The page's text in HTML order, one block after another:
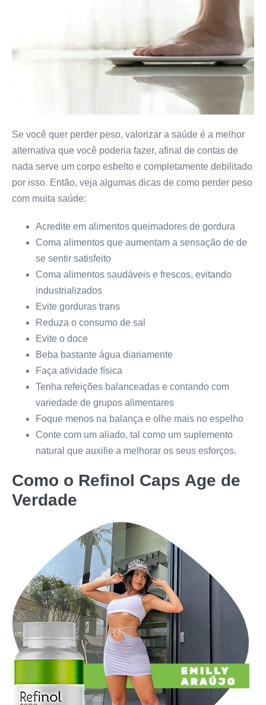
Se você quer perder peso, valorizar a saúde é a melhor
alternativa que você poderia fazer, afinal de contas de
nada serve um corpo esbelto e completamente debilitado
por isso. Então, veja algumas dicas de como perder peso
com muita saúde:
Acredite em alimentos queimadores de gordura
Coma alimentos que aumentam a sensação de de
se sentir satisfeito
Coma alimentos saudáveis e frescos, evitando
industrializados
Evite gorduras trans
Reduza o consumo de sal
Evite o doce
Beba bastante água diariamente
Faça atividade física
Tenha refeições balanceadas e contando com
variedade de grupos alimentares
Foque menos na balança e olhe mais no espelho
Conte com um aliado, tal como um suplemento
natural que auxilie a melhorar os seus esforços.
Como o Refinol Caps Age de
Verdade